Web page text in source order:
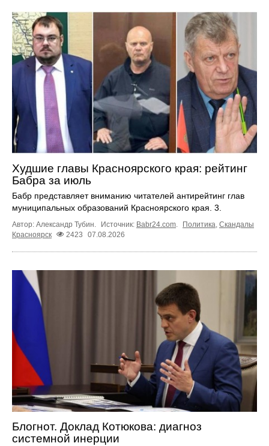
Худшие главы Красноярского края: рейтинг
Бабра за июль
Бабр представляет вниманию читателей антирейтинг глав
муниципальных образований Красноярского края. 3.
Автор: Александр Тубин. Источник: Babr24.com Политика Скандалы
Красноярск
2423 07.08.2026
Блогнот. Доклад Котюкова: диагноз
системной инерции